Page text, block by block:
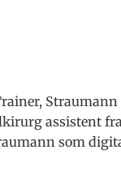
Straumann
assistent
som